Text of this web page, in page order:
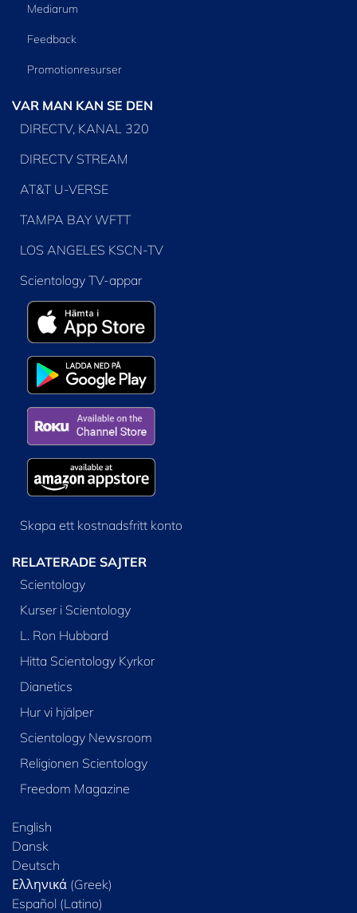
Mediarum
Feedback
Promotionresurser
VAR MAN KAN SE DEN
DIRECTV, KANAL 320
DIRECTV STREAM
AT&T U-VERSE
TAMPA BAY WFTT
LOS ANGELES KSCN-TV
Scientology TV-appar
Skapa ett kostnadsfritt konto
RELATERADE SAJTER
Scientology
Kurser i Scientology
L. Ron Hubbard
Hitta Scientology Kyrkor
Dianetics
Hur vi hjälper
Scientology Newsroom
Religionen Scientology
Freedom Magazine
English
Dansk
Deutsch
Ελληνικά (Greek)
Español (Latino)